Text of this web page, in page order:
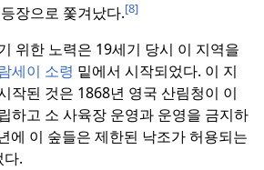
장으로 쫓겨났다.[8]
위한 노력은 19세기 당시 이 지역을
세이 소령 밑에서 시작되었다. 이 지
작된 것은 1868년 영국 산림청이 이
하고 소 사육장 운영과 운영을 금지하
에 이 숲들은 제한된 낙조가 허용되는
다.